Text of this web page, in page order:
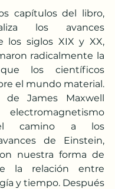
capítulos del libro,
los avances
los siglos XIX y XX,
radicalmente la
los científicos
el mundo material.
de James Maxwell
el camino a los
de Einstein,
nuestra forma de
la relación entre
y tiempo. Después